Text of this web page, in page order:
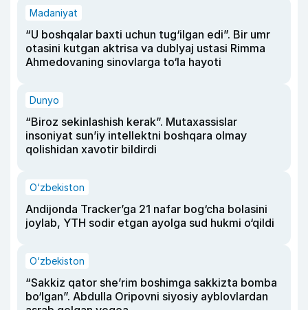
Madaniyat
“U boshqalar baxti uchun tug‘ilgan edi”. Bir umr
otasini kutgan aktrisa va dublyaj ustasi Rimma
Ahmedovaning sinovlarga to‘la hayoti
Dunyo
“Biroz sekinlashish kerak”. Mutaxassislar
insoniyat sun’iy intellektni boshqara olmay
qolishidan xavotir bildirdi
O‘zbekiston
Andijonda Tracker’ga 21 nafar bog‘cha bolasini
joylab, YTH sodir etgan ayolga sud hukmi o‘qildi
O‘zbekiston
“Sakkiz qator she’rim boshimga sakkizta bomba
bo‘lgan”. Abdulla Oripovni siyosiy ayblovlardan